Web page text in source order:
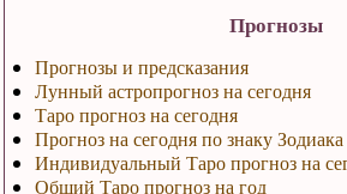
Прогнозы
Прогнозы и предсказания
Лунный астропрогноз на сегодня
Таро прогноз на сегодня
Прогноз на сегодня по знаку Зодиака
Индивидуальный Таро прогноз на
Общий Таро прогноз на год